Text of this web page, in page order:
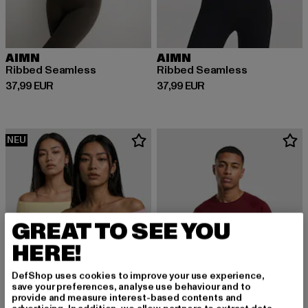
AIMN
Ribbed Seamless
37,99 EUR
Derzeitiger Preis: 37,99 EUR
AIMN
Ribbed Seamless
37,99 EUR
Derzeitiger Preis: 37,99 EUR
NEU
GREAT TO SEE YOU
HERE!
DefShop uses cookies to improve your use experience,
save your preferences, analyse use behaviour and to
provide and measure interest-based contents and